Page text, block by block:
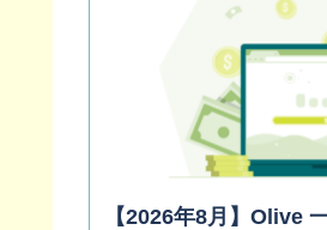
【2026年8月】Olive